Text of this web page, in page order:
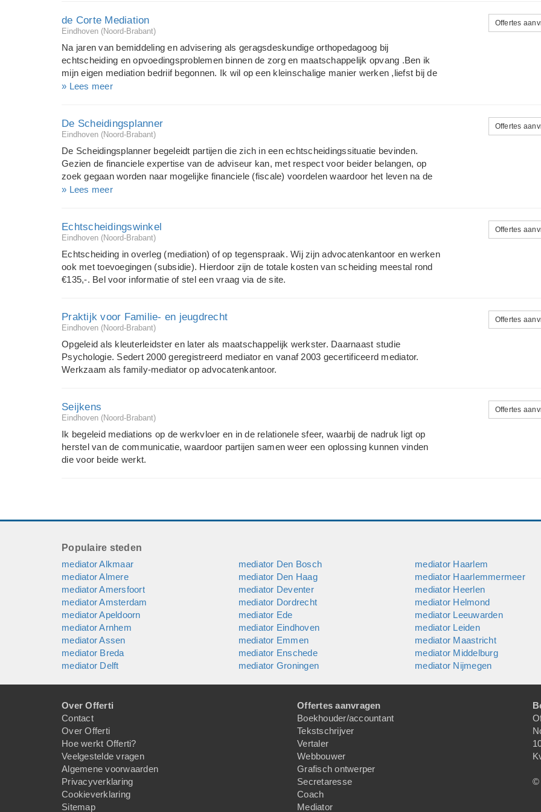
Resources waarin al meer dan 25 jaar ervaring is opgebouwd met conflictbemiddeling in
arbeidssituaties.
de Corte Mediation
Eindhoven (Noord-Brabant)
Na jaren van bemiddeling en advisering als geragsdeskundige orthopedagoog bij
echtscheiding en opvoedingsproblemen binnen de zorg en maatschappelijk opvang .Ben ik
mijn eigen mediation bedriif begonnen. Ik wil op een kleinschalige manier werken ,liefst bij de
mensen aan huis en kwaliteit staat bij mij voorop . Ik doe tot nu toe alleen Familie zaken dit
collectief samen met Ton Schmitz www.mediatorscollectief.nl
» Lees meer
Offertes
De Scheidingsplanner
Eindhoven (Noord-Brabant)
De Scheidingsplanner begeleidt partijen die zich in een echtscheidingssituatie bevinden.
Gezien de financiele expertise van de adviseur kan, met respect voor beider belangen, op
zoek gegaan worden naar mogelijke financiele (fiscale) voordelen waardoor het leven na de
scheiding draaglijker wordt. De Scheidingsplanner begeleidt het gehele scheidingsproces;
» Lees meer
Offertes
Echtscheidingswinkel
Eindhoven (Noord-Brabant)
Echtscheiding in overleg (mediation) of op tegenspraak. Wij zijn advocatenkantoor en werken
ook met toevoegingen (subsidie). Hierdoor zijn de totale kosten van scheiding meestal rond
€135,-. Bel voor informatie of stel een vraag via de site.
Offertes
Praktijk voor Familie- en jeugdrecht
Eindhoven (Noord-Brabant)
Opgeleid als kleuterleidster en later als maatschappelijk werkster. Daarnaast studie
Psychologie. Sedert 2000 geregistreerd mediator en vanaf 2003 gecertificeerd mediator.
Werkzaam als family-mediator op advocatenkantoor.
Offertes
Seijkens
Eindhoven (Noord-Brabant)
Ik begeleid mediations op de werkvloer en in de relationele sfeer, waarbij de nadruk ligt op
herstel van de communicatie, waardoor partijen samen weer een oplossing kunnen vinden
die voor beide werkt.
Offertes
Populaire steden
mediator Alkmaar
mediator Almere
mediator Amersfoort
mediator Amsterdam
mediator Apeldoorn
mediator Arnhem
mediator Assen
mediator Breda
mediator Delft
mediator Den Bosch
mediator Den Haag
mediator Deventer
mediator Dordrecht
mediator Ede
mediator Eindhoven
mediator Emmen
mediator Enschede
mediator Groningen
mediator Haarlem
mediator Haarlemmermeer
mediator Heerlen
mediator Helmond
mediator Leeuwarden
mediator Leiden
mediator Maastricht
mediator Middelburg
mediator Nijmegen
Over Offerti
Contact
Over Offerti
Hoe werkt Offerti?
Veelgestelde vragen
Algemene voorwaarden
Privacyverklaring
Cookieverklaring
Sitemap
Offertes aanvragen
Boekhouder/accountant
Tekstschrijver
Vertaler
Webbouwer
Grafisch ontwerper
Secretaresse
Coach
Mediator
©